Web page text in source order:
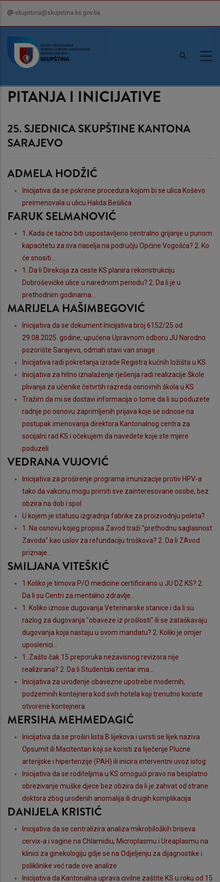
content
skupstina@skupstina.ks.gov.ba
PITANJA I INICIJATIVE
25. SJEDNICA SKUPŠTINE KANTONA
SARAJEVO
ADMELA HODŽIĆ
Inicijativa da se pokrene procedura kojom bi se ulica Koševo
preimenovala u ulicu Halida Bešilića
FARUK SELMANOVIĆ
1. Kada će tačno biti uspostavljeno centralno grijanje u punom
kapacitetu za sva naselja na području Općine Vogošća? 2. Ko
će snositi...
1. Da li Direkcija za ceste KS planira rekonstrukciju
Dobroševićke ulice u narednom periodu? 2. Da li je u
prethodnim godinama...
MARIJELA HAŠIMBEGOVIĆ
Inicijativa da se dokument Inicijativa broj 6152/25 od
29.08.2025. godine, upućena Upravnom odboru JU Narodno
pozorište Sarajevo, odmah stavi van snage
Inicijativa radi pokretanja izrade Registra kućnih ložišta u KS
Inicijativa za hitno iznalaženje rješenja radi realizacije Škole
plivanja za učenike četvrtih razreda osnovnih škola u KS
Tražim da mi se dostavi informacija o tome da li su poduzete
radnje po osnovu zaprimljenih prijava koje se odnose na
postupak imenovanja direktora Kantonalnog centra za
socijalni rad KS i očekujem da navedete koje ste mjere
poduzeli
VEDRANA VUJOVIĆ
Inicijativa za proširenje programa imunizacije protiv HPV-a
tako da vakcinu mogu primiti sve zainteresovane osobe, bez
obzira na dob i spol
U kojem je statusu izgradnja fabrike za proizvodnju peleta?
1. Na osnovu kojeg propisa Zavod traži "prethodnu saglasnost
Zavoda" kao uslov za refundaciju troškova? 2. Da li ZAvod
priznaje...
SMILJANA VITEŠKIĆ
1.Koliko je timova P/O medicine certificirano u JU DZ KS? 2.
Da li su Centri za mentalno zdravlje...
1. Koliko iznose dugovanja Veterinarske stanice i da li su
razlog za dugovanja "obaveze iz prošlosti" ili se zataškavaju
dugovanja koja nastaju u ovom mandatu? 2. Koliki je omjer
uposlenici...
1. Zašto čak 15 preporuka nezavisnog revizora nije
realizirana? 2. Da li Studentski centar ima...
Inicijativa za uvođenje obavezne upotrebe modernih,
podzemnih kontejnera kod svih hotela koji trenutno koriste
otvorene kontejnera
MERSIHA MEHMEDAGIĆ
Inicijativa da se proširi lista B lijekova i uvrsti se lijek naziva
Opsumit ili Macitentan koji se koristi za liječenje Plućne
arterijske i hipertenzije (PAH) ili inicira interventni uvoz istog
Inicijativa da se roditeljima u KS omogući pravo na besplatno
obrezivanje muške djece bez obzira da li je zahvat od strane
doktora zbog urođenih anomalija ili drugih komplikacija
DANIJELA KRISTIĆ
Inicijativa da se centralizira analiza mikrobiloških briseva
cervix-a i vagine na Chlamidiu, Microplasmu i Ureaplasmu na
klinici za ginekologiju gdje se na Odjeljenju za dijagnostike i
poliklinike već rade ove analize
Inicijativa da Kantonalna uprava civilne zaštite KS u roku od 15